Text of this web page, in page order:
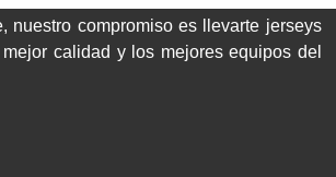
nuestro compromiso es llevarte jerseys
calidad y los mejores equipos del